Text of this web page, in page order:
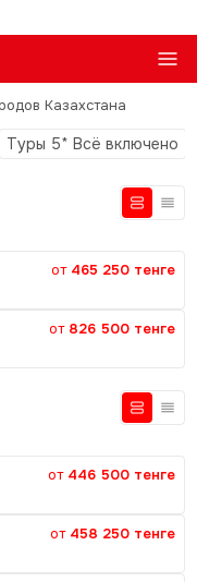
Казахстана
Туры 5* Всё включено
от 465 250 тенге
от 826 500 тенге
от 446 500 тенге
от 458 250 тенге